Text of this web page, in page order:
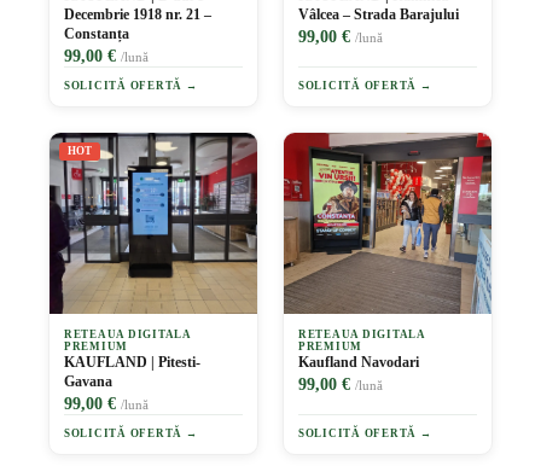
Decembrie 1918 nr. 21 –
Constanța
99,00 € /lună
SOLICITĂ OFERTĂ →
Vâlcea – Strada Barajului
99,00 € /lună
SOLICITĂ OFERTĂ →
HOT
RETEAUA DIGITALA
PREMIUM
KAUFLAND | Pitesti-
Gavana
99,00 € /lună
SOLICITĂ OFERTĂ →
RETEAUA DIGITALA
PREMIUM
Kaufland Navodari
99,00 € /lună
SOLICITĂ OFERTĂ →